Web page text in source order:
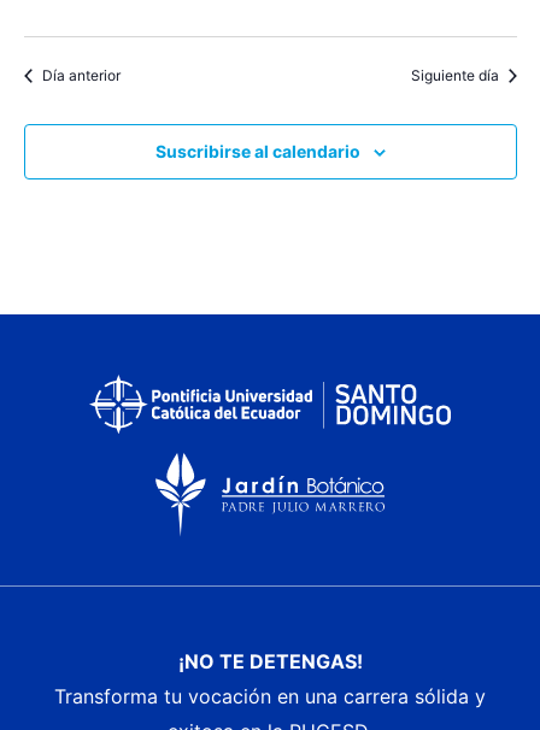
Día anterior Siguiente día
Suscribirse al calendario
¡NO TE DETENGAS!
Transforma tu vocación en una carrera sólida y